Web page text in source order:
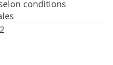
conditions